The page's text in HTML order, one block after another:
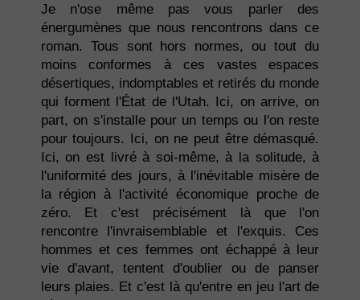
Je n'ose même pas vous parler des
énergumènes que nous rencontrons dans ce
roman. Tous sont hors normes, ou tout du
moins conformes à ces vastes espaces
désertiques, indomptables et retirés du monde
qui forment l'État de l'Utah. Ici, on arrive, on
part, on s'installe pour un temps ou l'on reste
pour toujours. Ici, on ne peut être démasqué.
Ici, on est livré à soi-même, à la solitude, à
l'uniformité des jours, à l'inévitable misère de
la région à l'activité économique proche de
zéro. Et c'est précisément là que l'on
rencontre l'invraisemblable et l'exquis. Ces
hommes et ces femmes ont échappé à leur
vie d'avant, tentent d'oublier ou de panser
leurs plaies. Et c'est là qu'entre en jeu l'art de